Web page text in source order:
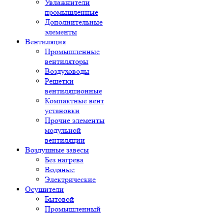
Увлажнители
промышленные
Дополнительные
элементы
Вентиляция
Промышленные
вентиляторы
Воздуховоды
Решетки
вентиляционные
Компактные вент
установки
Прочие элементы
модульной
вентиляции
Воздушные завесы
Без нагрева
Водяные
Электрические
Осушители
Бытовой
Промышленный